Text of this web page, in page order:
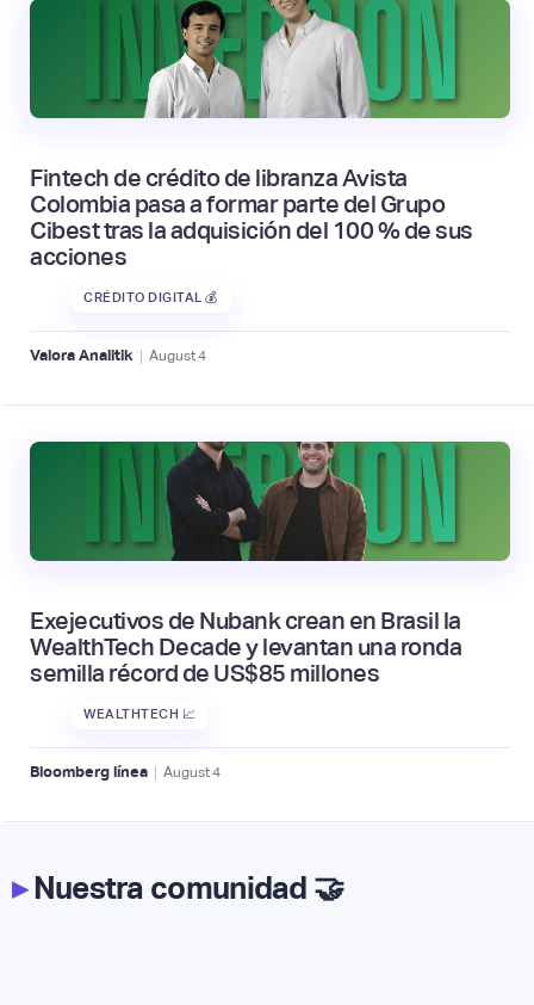
Fintech de crédito de libranza Avista
Colombia pasa a formar parte del Grupo
Cibest tras la adquisición del 100 % de sus
acciones
CRÉDITO DIGITAL 💰
Valora Analitik | August4
Exejecutivos de Nubank crean en Brasil la
WealthTech Decade y levantan una ronda
semilla récord de US$85 millones
WEALTHTECH 📈
Bloomberg línea | August4
▸Nuestra comunidad 🤝